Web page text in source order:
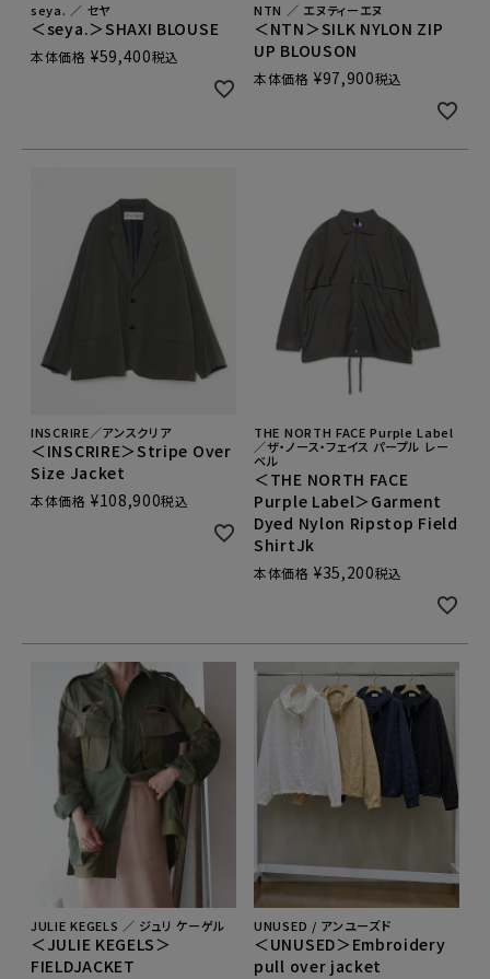
seya. ／ セヤ
＜seya.＞SHAXI BLOUSE
本体価格 ¥59,400税込
NTN ／ エヌティーエヌ
＜NTN＞SILK NYLON ZIP
UP BLOUSON
本体価格 ¥97,900税込
INSCRIRE／アンスクリア
＜INSCRIRE＞Stripe Over
Size Jacket
本体価格 ¥108,900税込
THE NORTH FACE Purple Label
／ザ・ノース・フェイス パープル レー
ベル
＜THE NORTH FACE
Purple Label＞Garment
Dyed Nylon Ripstop Field
ShirtJk
本体価格 ¥35,200税込
JULIE KEGELS ／ ジュリ ケーゲル
＜JULIE KEGELS＞
FIELDJACKET
UNUSED / アンユーズド
＜UNUSED＞Embroidery
pull over jacket